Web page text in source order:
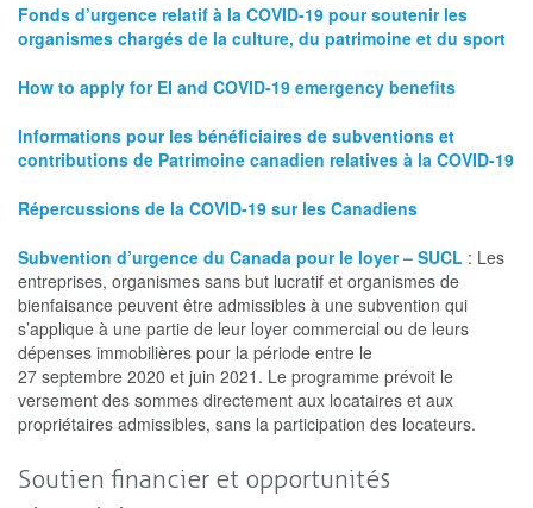
Fonds d’urgence relatif à la COVID-19 pour soutenir les
organismes chargés de la culture, du patrimoine et du sport
How to apply for EI and COVID-19 emergency benefits
Informations pour les bénéficiaires de subventions et
contributions de Patrimoine canadien relatives à la COVID-19
Répercussions de la COVID-19 sur les Canadiens
Subvention d’urgence du Canada pour le loyer – SUCL : Les
entreprises, organismes sans but lucratif et organismes de
bienfaisance peuvent être admissibles à une subvention qui
s’applique à une partie de leur loyer commercial ou de leurs
dépenses immobilières pour la période entre le
27 septembre 2020 et juin 2021. Le programme prévoit le
versement des sommes directement aux locataires et aux
propriétaires admissibles, sans la participation des locateurs.
Soutien financier et opportunités